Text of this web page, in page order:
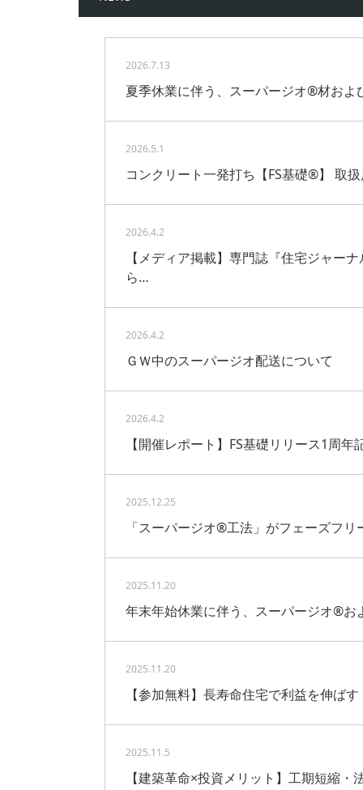
2026.7.13
夏季休業に伴う、スーパージオ®材およ
2026.5.1
コンクリート一発打ち【FS基礎®】 取
2026.4.2
【メディア掲載】専門誌『住宅ジャー
ら…
2026.4.2
ＧＷ中のスーパージオ配送について
2026.4.2
【開催レポート】FS基礎リリース1周
2025.12.25
「スーパージオ®工法」がフェーズフ
2025.11.20
年末年始休業に伴う、スーパージオ®お
2025.11.20
【参加無料】長寿命住宅で利益を伸ば
2025.11.5
【建築革命×投資メリット】工期短縮